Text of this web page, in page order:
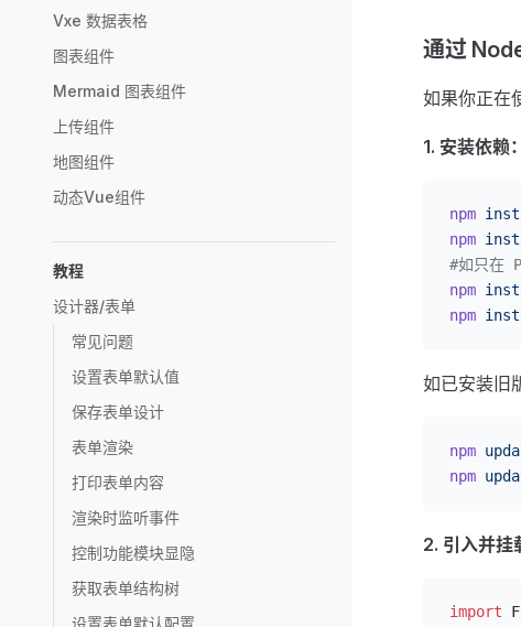
Vxe 数据表格
图表组件
Mermaid 图表组件
上传组件
地图组件
动态Vue组件
教程
设计器/表单
常见问题
设置表单默认值
保存表单设计
表单渲染
打印表单内容
渲染时监听事件
控制功能模块显隐
获取表单结构树
设置表单默认配置
通过
如果你正在
1. 安装依赖：
npm
npm
#如只在
npm
npm
如已安装旧
npm
npm
2. 引入并挂
import